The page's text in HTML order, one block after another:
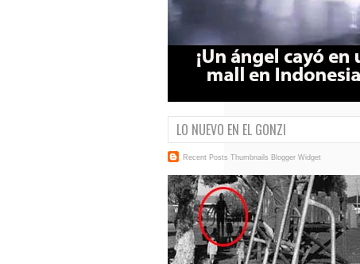
LO NUEVO EN EL GONZI
Recent Posts Thumbnails Blogger Widget